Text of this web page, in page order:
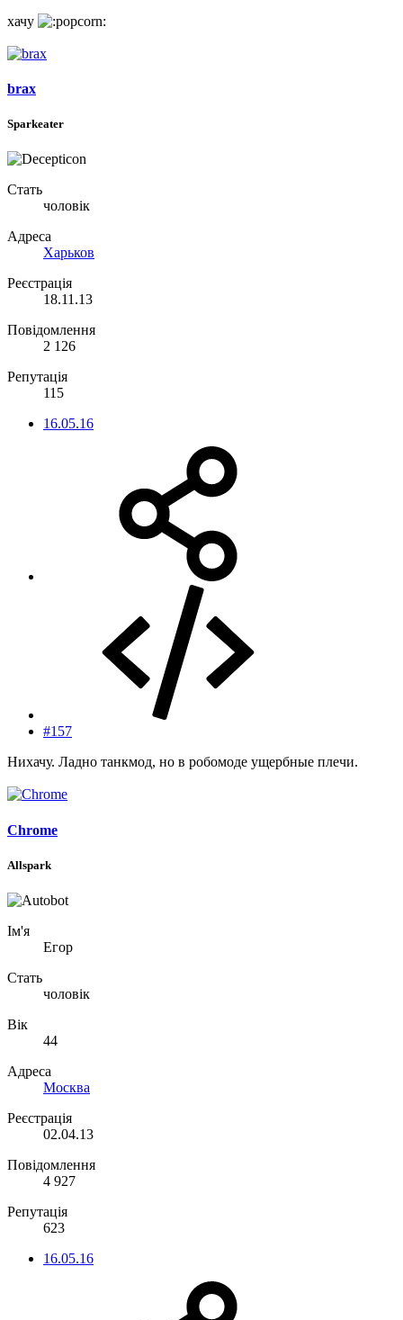
хачу
brax
Sparkeater
Стать
чоловік
Адреса
Харьков
Реєстрація
18.11.13
Повідомлення
2 126
Репутація
115
16.05.16
#157
Нихачу. Ладно танкмод, но в робомоде ущербные плечи.
Chrome
Allspark
Ім'я
Егор
Стать
чоловік
Вік
44
Адреса
Москва
Реєстрація
02.04.13
Повідомлення
4 927
Репутація
623
16.05.16